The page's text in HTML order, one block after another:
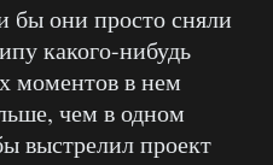
бы они просто сняли
какого-нибудь
моментов в нем
чем в одном
выстрелил проект